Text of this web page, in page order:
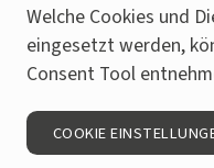
Welche Cookies und
eingesetzt werden,
Consent Tool
COOKIE